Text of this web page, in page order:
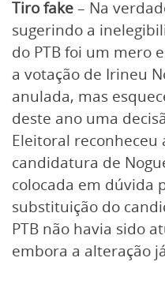
Tiro fake– Na
sugerindo a
do PTB foi um mero
a votação de Irineu
anulada, mas
deste ano uma
Eleitoral reconheceu
candidatura de
colocada em dúvida
substituição do
PTB não havia sido
embora a alteração